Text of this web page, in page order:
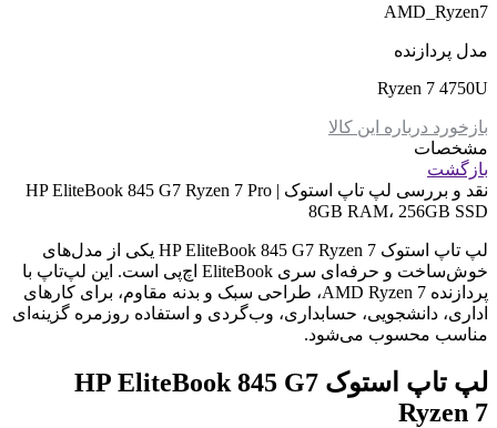
AMD_Ryzen7
مدل پردازنده
Ryzen 7 4750U
بازخورد درباره این کالا
مشخصات
بازگشت
نقد و بررسی
لپ تاپ استوک HP EliteBook 845 G7 Ryzen 7 Pro |
8GB RAM، 256GB SSD
لپ تاپ استوک HP EliteBook 845 G7 Ryzen 7 یکی از مدل‌های
خوش‌ساخت و حرفه‌ای سری EliteBook اچ‌پی است. این لپ‌تاپ با
پردازنده AMD Ryzen 7، طراحی سبک و بدنه مقاوم، برای کارهای
اداری، دانشجویی، حسابداری، وب‌گردی و استفاده روزمره گزینه‌ای
مناسب محسوب می‌شود.
لپ تاپ استوک HP EliteBook 845 G7
Ryzen 7